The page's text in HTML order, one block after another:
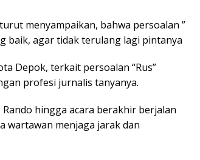
menyampaikan, bahwa persoalan ”
baik, agar tidak terulang lagi pintanya
Depok, terkait persoalan “Rus”
profesi jurnalis tanyanya.
hingga acara berakhir berjalan
wartawan menjaga jarak dan